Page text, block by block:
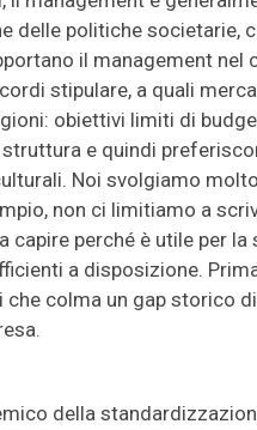
delle politiche societarie,
il management nel
stipulare, a quali
obiettivi limiti di
e quindi
Noi svolgiamo
non ci limitiamo a
perché è utile per la
a disposizione.
che colma un gap storico
della